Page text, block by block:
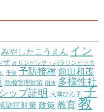
みやしたこうえん イン
ザ オリンピック・パラリンピック
予算 予防接種 前田和茂
危機管理対策 国政 多様性社
ップ証明 大津ひろ子 子
染症対策 政策 教育 教